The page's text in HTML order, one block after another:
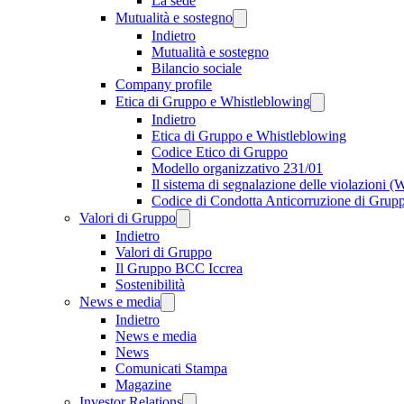
Mutualità e sostegno
Indietro
Mutualità e sostegno
Bilancio sociale
Company profile
Etica di Gruppo e Whistleblowing
Indietro
Etica di Gruppo e Whistleblowing
Codice Etico di Gruppo
Modello organizzativo 231/01
Il sistema di segnalazione delle violazioni
Codice di Condotta Anticorruzione di
Valori di Gruppo
Indietro
Valori di Gruppo
Il Gruppo BCC Iccrea
Sostenibilità
News e media
Indietro
News e media
News
Comunicati Stampa
Magazine